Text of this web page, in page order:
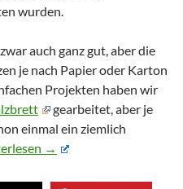
wurden.
auch ganz gut, aber die
je nach Papier oder Karton
Projekten haben wir
gearbeitet, aber je
einmal ein ziemlich
Prägen und Falzen mit
→